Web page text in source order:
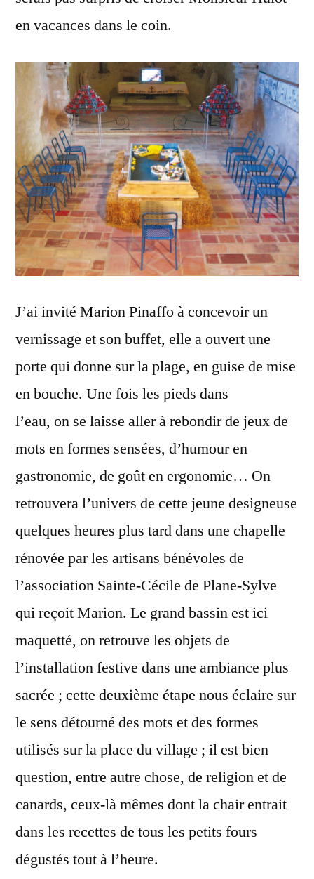
en vacances dans le coin.
J’ai invité Marion Pinaffo à concevoir un
vernissage et son buffet, elle a ouvert une
porte qui donne sur la plage, en guise de mise
en bouche. Une fois les pieds dans
l’eau, on se laisse aller à rebondir de jeux de
mots en formes sensées, d’humour en
gastronomie, de goût en ergonomie… On
retrouvera l’univers de cette jeune designeuse
quelques heures plus tard dans une chapelle
rénovée par les artisans bénévoles de
l’association Sainte-Cécile de Plane-Sylve
qui reçoit Marion. Le grand bassin est ici
maquetté, on retrouve les objets de
l’installation festive dans une ambiance plus
sacrée ; cette deuxième étape nous éclaire sur
le sens détourné des mots et des formes
utilisés sur la place du village ; il est bien
question, entre autre chose, de religion et de
canards, ceux-là mêmes dont la chair entrait
dans les recettes de tous les petits fours
dégustés tout à l’heure.